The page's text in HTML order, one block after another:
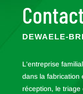
DEWAELE-
L'entreprise
dans la fabrication
réception, le